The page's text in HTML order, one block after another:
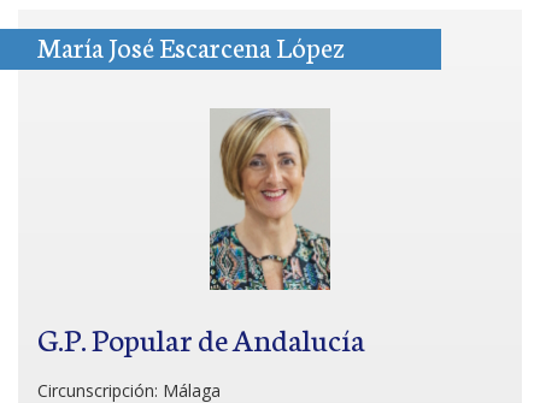
María José Escarcena López
G.P. Popular de Andalucía
Circunscripción: Málaga